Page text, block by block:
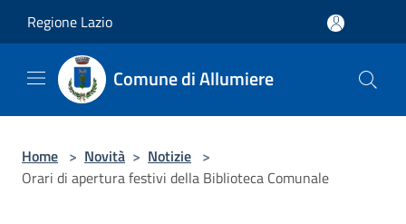
Regione Lazio
Comune di Allumiere
Home > Novità > Notizie >
Orari di apertura festivi della Biblioteca Comunale